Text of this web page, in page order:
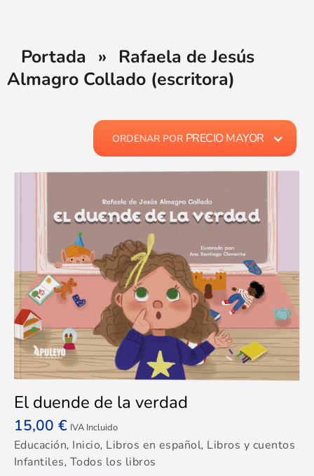
Portada » Rafaela de Jesús
Almagro Collado (escritora)
ORDENAR POR PRECIO MAYOR
El duende de la verdad
15,00 € IVA Incluido
Educación, Inicio, Libros en español, Libros y cuentos
Infantiles, Todos los libros